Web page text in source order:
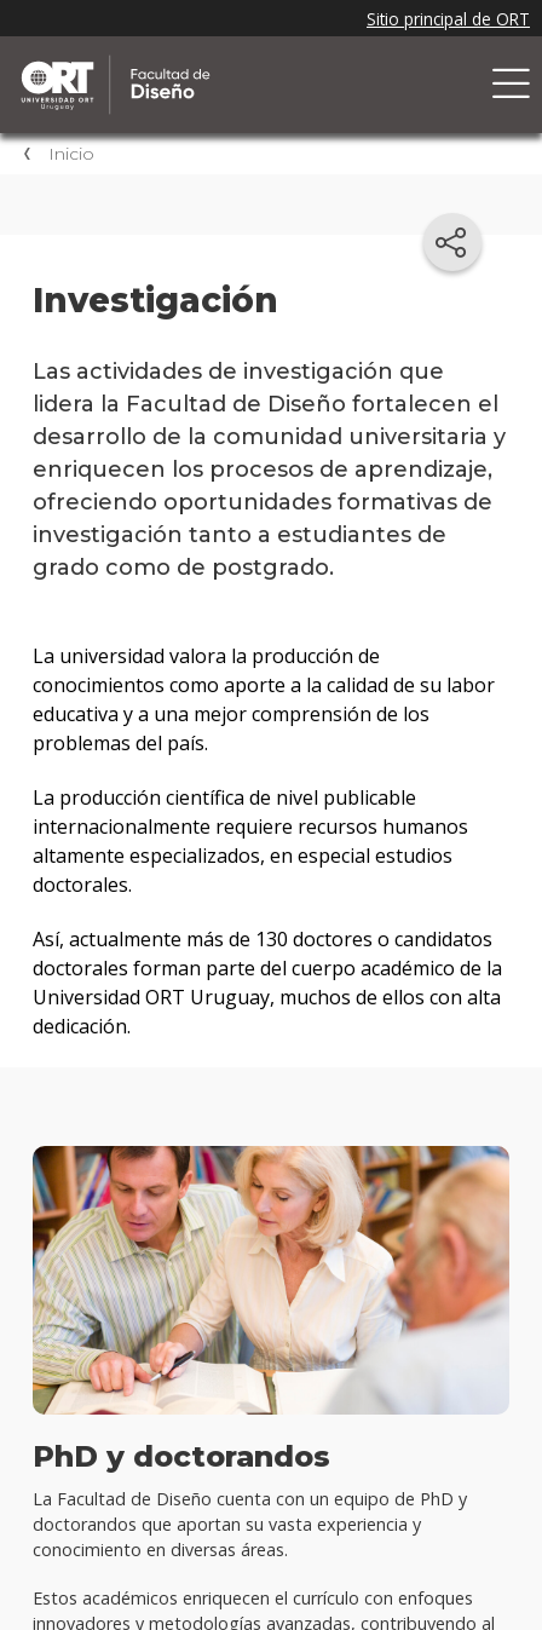
Inicio
Investigación
Las actividades de investigación que
lidera la Facultad de Diseño fortalecen el
desarrollo de la comunidad universitaria y
enriquecen los procesos de aprendizaje,
ofreciendo oportunidades formativas de
investigación tanto a estudiantes de
grado como de postgrado.
La universidad valora la producción de
conocimientos como aporte a la calidad de su labor
educativa y a una mejor comprensión de los
problemas del país.
La producción científica de nivel publicable
internacionalmente requiere recursos humanos
altamente especializados, en especial estudios
doctorales.
Así, actualmente más de 130 doctores o candidatos
doctorales forman parte del cuerpo académico de la
Universidad ORT Uruguay, muchos de ellos con alta
dedicación.
PhD y doctorandos
La Facultad de Diseño cuenta con un equipo de PhD y
doctorandos que aportan su vasta experiencia y
conocimiento en diversas áreas.
Estos académicos enriquecen el currículo con enfoques
innovadores y metodologías avanzadas, contribuyendo al